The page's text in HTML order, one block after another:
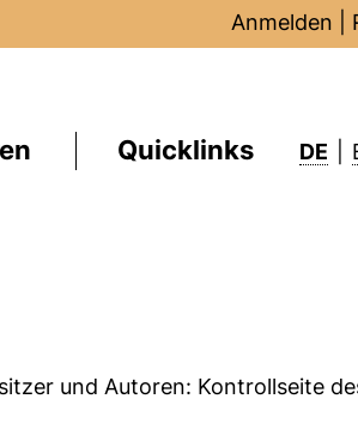
Anmelden
Quicklinks DE
und Autoren: Kontrollseite